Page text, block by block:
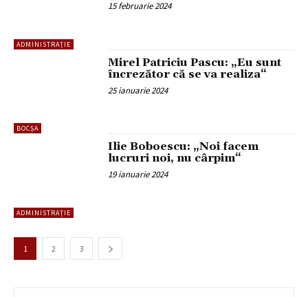
ADMINISTRAȚIE
15 februarie 2024
BOCȘA
Mirel Patriciu Pascu: „Eu sunt
încrezător că se va realiza“
25 ianuarie 2024
ADMINISTRAȚIE
Ilie Boboescu: „Noi facem
lucruri noi, nu cârpim“
19 ianuarie 2024
1 2 3